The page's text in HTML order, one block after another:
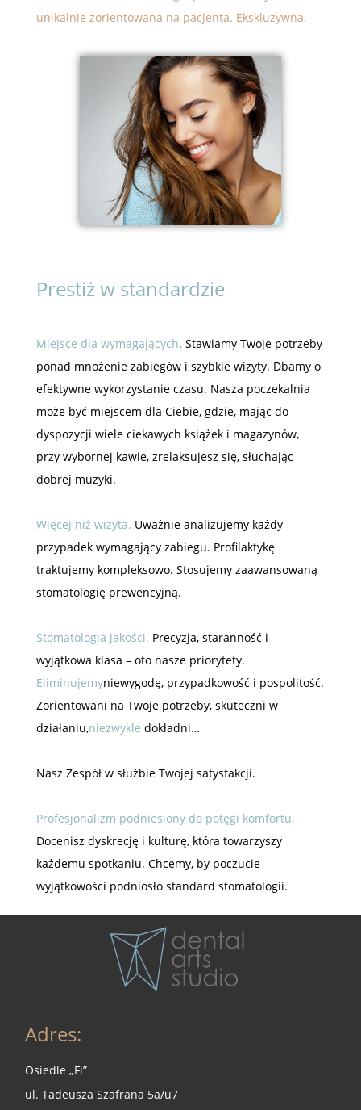
unikalnie zorientowana na pacjenta. Ekskluzywna.
Prestiż w standardzie
Miejsce dla wymagających. Stawiamy Twoje potrzeby
ponad mnożenie zabiegów i szybkie wizyty. Dbamy o
efektywne wykorzystanie czasu. Nasza poczekalnia
może być miejscem dla Ciebie, gdzie, mając do
dyspozycji wiele ciekawych książek i magazynów,
przy wybornej kawie, zrelaksujesz się, słuchając
dobrej muzyki.
Więcej niż wizyta. Uważnie analizujemy każdy
przypadek wymagający zabiegu. Profilaktykę
traktujemy kompleksowo. Stosujemy zaawansowaną
stomatologię prewencyjną.
Stomatologia jakości. Precyzja, staranność i
wyjątkowa klasa – oto nasze priorytety.
Eliminujemyniewygodę, przypadkowość i pospolitość.
Zorientowani na Twoje potrzeby, skuteczni w
działaniu,niezwykle dokładni…
Nasz Zespół w służbie Twojej satysfakcji.
Profesjonalizm podniesiony do potęgi komfortu.
Docenisz dyskrecję i kulturę, która towarzyszy
każdemu spotkaniu. Chcemy, by poczucie
wyjątkowości podniosło standard stomatologii.
Adres:
Osiedle „Fi”
ul. Tadeusza Szafrana 5a/u7